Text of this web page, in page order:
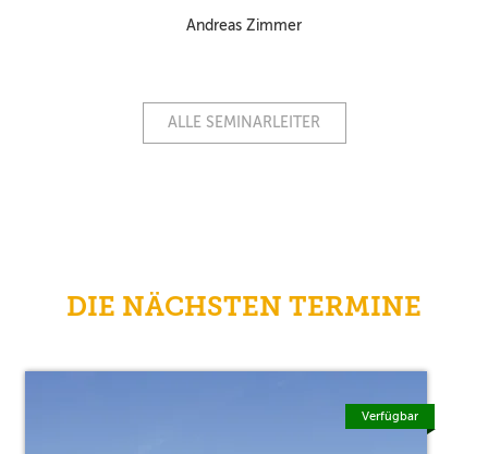
Andreas Zimmer
ALLE SEMINARLEITER
DIE NÄCHSTEN TERMINE
Verfügbar